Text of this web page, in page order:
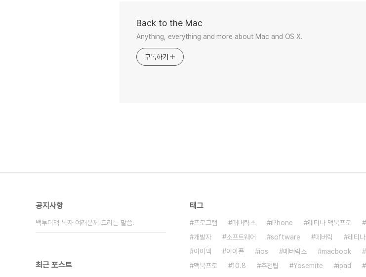
Back to the Mac
Anything, everything and more about Mac and OS X.
구독하기
공지사항
백투더맥 독자 여러분께 드리는 말씀.
최근 포스트
태그
프로그램 매버릭스 iPhone 레티나 맥북프로
개발자
소프트웨어 software 메버릭 레티나
아이맥
아이폰 ios 메버릭스 macbook
맥북프로
10.8 추천팁 Yosemite ipad